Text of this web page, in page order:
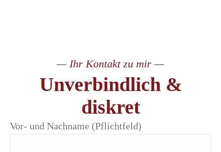
— Ihr Kontakt zu mir —
Unverbindlich &
diskret
Vor- und Nachname (Pflichtfeld)